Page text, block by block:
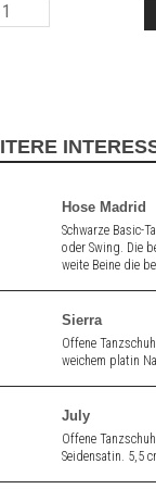
Hose Madrid
Schwarze Basic-
oder Swing. Die
weite Beine die
Sierra
Offene
weichem platin
July
Offene
Seidensatin. 5,5